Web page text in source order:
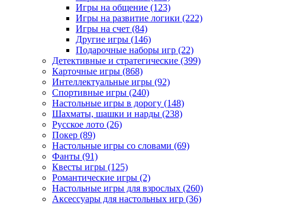
Игры на общение (123)
Игры на развитие логики (222)
Игры на счет (84)
Другие игры (146)
Подарочные наборы игр (22)
Детективные и стратегические (399)
Карточные игры (868)
Интеллектуальные игры (92)
Спортивные игры (240)
Настольные игры в дорогу (148)
Шахматы, шашки и нарды (238)
Русское лото (26)
Покер (89)
Настольные игры со словами (69)
Фанты (91)
Квесты игры (125)
Романтические игры (2)
Настольные игры для взрослых (260)
Аксессуары для настольных игр (36)